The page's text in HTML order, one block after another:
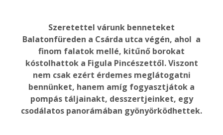
Szeretettel várunk benneteket
Balatonfüreden a Csárda utca végén, ahol a
finom falatok mellé, kitűnő borokat
kóstolhattok a Figula Pincészettől. Viszont
nem csak ezért érdemes meglátogatni
bennünket, hanem amíg fogyasztjátok a
pompás táljainakt, desszertjeinket, egy
csodálatos panorámában gyönyörködhettek.